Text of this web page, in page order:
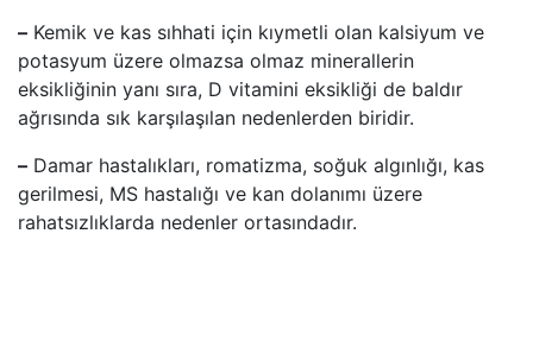
– Kemik ve kas sıhhati için kıymetli olan kalsiyum ve
potasyum üzere olmazsa olmaz minerallerin
eksikliğinin yanı sıra, D vitamini eksikliği de baldır
ağrısında sık karşılaşılan nedenlerden biridir.
– Damar hastalıkları, romatizma, soğuk algınlığı, kas
gerilmesi, MS hastalığı ve kan dolanımı üzere
rahatsızlıklarda nedenler ortasındadır.